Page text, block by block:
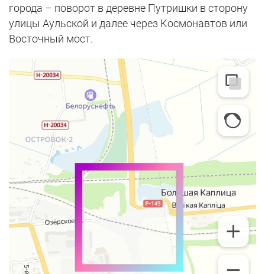
города – поворот в деревне Путришки в сторону
улицы Аульской и далее через Космонавтов или
Восточный мост.